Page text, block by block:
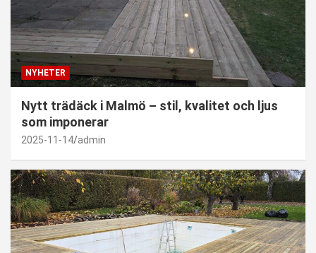
NYHETER
Nytt trädäck i Malmö – stil, kvalitet och ljus
som imponerar
2025-11-14 admin